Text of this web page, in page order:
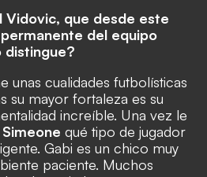
Vidovic, que desde este
del equipo
distingue?
unas cualidades futbolísticas
su mayor fortaleza es su
increíble. Una vez le
qué tipo de jugador
Gabi es un chico muy
paciente. Muchos